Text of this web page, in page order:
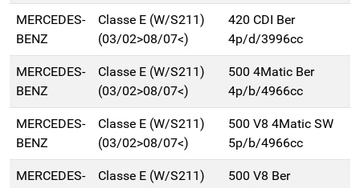
MERCEDES-
BENZ
Classe E (W/S211)
(03/02>08/07<)
420 CDI Ber
4p/d/3996cc
MERCEDES-
BENZ
Classe E (W/S211)
(03/02>08/07<)
500 4Matic Ber
4p/b/4966cc
MERCEDES-
BENZ
Classe E (W/S211)
(03/02>08/07<)
500 V8 4Matic SW
5p/b/4966cc
MERCEDES-
Classe E (W/S211)
500 V8 Ber